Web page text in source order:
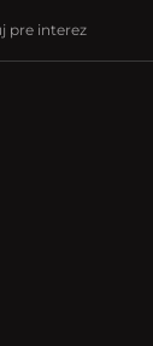
pre interez